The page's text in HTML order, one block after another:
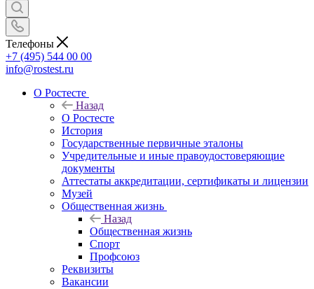
Телефоны
+7 (495) 544 00 00
info@rostest.ru
О Ростесте
Назад
О Ростесте
История
Государственные первичные эталоны
Учредительные и иные правоудостоверяющие
документы
Аттестаты аккредитации, сертификаты и лицензии
Музей
Общественная жизнь
Назад
Общественная жизнь
Спорт
Профсоюз
Реквизиты
Вакансии